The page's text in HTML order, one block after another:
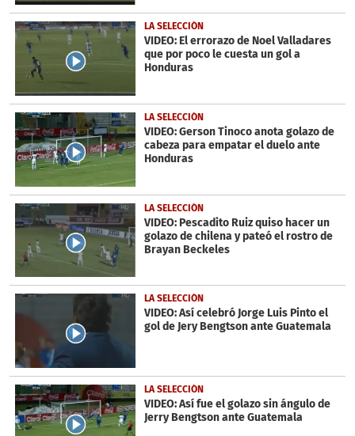
LA SELECCIÓN
VIDEO: El errorazo de Noel Valladares
que por poco le cuesta un gol a
Honduras
LA SELECCIÓN
VIDEO: Gerson Tinoco anota golazo de
cabeza para empatar el duelo ante
Honduras
LA SELECCIÓN
VIDEO: Pescadito Ruiz quiso hacer un
golazo de chilena y pateó el rostro de
Brayan Beckeles
LA SELECCIÓN
VIDEO: Así celebró Jorge Luis Pinto el
gol de Jery Bengtson ante Guatemala
LA SELECCIÓN
VIDEO: Así fue el golazo sin ángulo de
Jerry Bengtson ante Guatemala